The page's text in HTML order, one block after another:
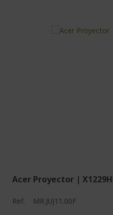
Acer Proyector |
Ref. MR.JUJ11.00F